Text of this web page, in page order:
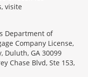
visite
Department of
Company License,
Duluth, GA 30099
Chase Blvd, Ste 153,